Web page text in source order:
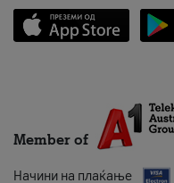
Member of
Начини на плаќање